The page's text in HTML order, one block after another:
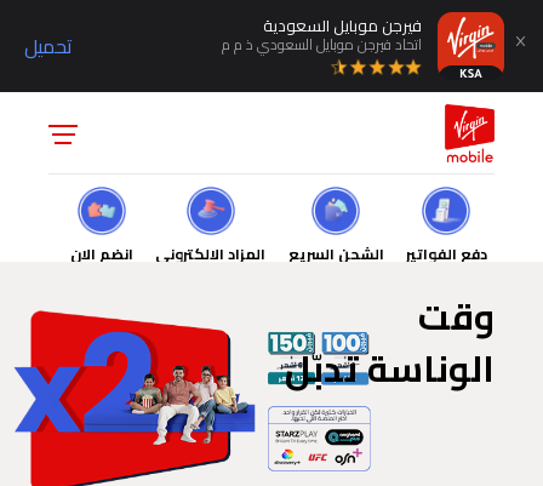
تحميل
فيرجن موبايل السعودية
اتحاد فيرجن موبايل السعودي ذ م م
دفع الفواتير الشحن السريع المزاد الالكتروني انضم الان
وقت
الوناسة تدبّل